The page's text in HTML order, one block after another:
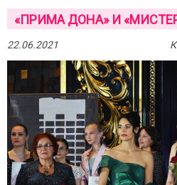
«ПРИМА ДОНА» И
22.06.2021